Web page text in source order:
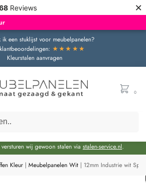
Reviews ×
ik een stuklijst voor meubelpanelen?
★★★★★
Kleurstalen aanvragen
0
momenteel een extra levertijd van circa 3 weken
wij gewoon stalen via stalen-service.nl.
Kleur | Meubelpanelen Wit | 12mm Industrie wit